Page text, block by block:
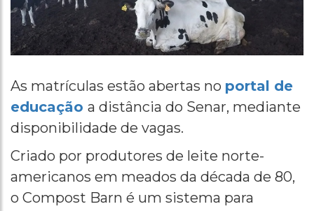
As matrículas estão abertas no portal de
educação a distância do Senar, mediante
disponibilidade de vagas.
Criado por produtores de leite norte-
americanos em meados da década de 80,
o Compost Barn é um sistema para